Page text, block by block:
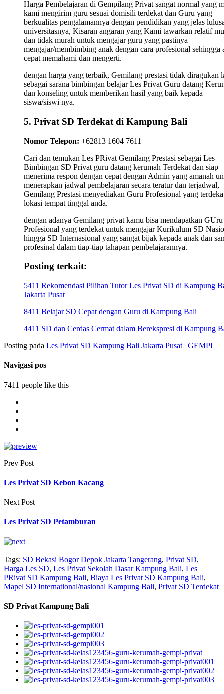
Harga Pembelajaran di Gempilang Privat sangat normal yang
kami mengirim guru sesuai domisili terdekat dan Guru yang
berkualitas pengalamannya dengan pendidikan yang jelas
universitasnya, Kisaran angaran yang Kami tawarkan relatif
dan tidak murah untuk mengajar guru yang pastinya
mengajar/membimbing anak dengan cara profesional sehingga
cepat memahami dan mengerti.
dengan harga yang terbaik, Gemilang prestasi tidak diragukan
sebagai sarana bimbingan belajar Les Privat Guru datang
dan konseling untuk memberikan hasil yang baik kepada
siswa/siswi nya.
5. Privat SD Terdekat di Kampung Bali
Nomor Telepon: +62813 1604 7611
Cari dan temukan Les PRivat Gemilang Prestasi sebagai Les
Bimbingan SD Privat guru datang kerumah Terdekat dan siap
menerima respon dengan cepat dengan Admin yang amanah
menerapkan jadwal pembelajaran secara teratur dan terjadwal,
Gemilang Prestasi menyediakan Guru Profesional yang
lokasi tempat tinggal anda.
dengan adanya Gemilang privat kamu bisa mendapatkan GUru
Profesional yang terdekat untuk mengajar Kurikulum SD
hingga SD Internasional yang sangat bijak kepada anak dan
profesinal dalam tiap-tiap tahapan pembelajarannya.
Posting terkait:
5411 Rekomendasi Pilihan Tutor Les Privat SD di Kampung
Jakarta Pusat
8411 Belajar SD Cepat dengan Guru di Kampung Bali
4411 SD dan Cerdas Cermat dalam Berekspresi di Kampung
Posting pada Les Privat SD Kampung Bali Jakarta Pusat | GEMPI
Navigasi pos
7411 people like this
Prev Post
Les Privat SD Kebon Kacang
Next Post
Les Privat SD Petamburan
Tags: SD Bekasi Bogor Depok Jakarta Tangerang, Privat SD,
Harga Les SD, Les Privat Sekolah Dasar Kampung Bali, Les
PRivat SD Kampung Bali, Biaya Les Privat SD Kampung Bali,
Mapel SD International/nasional Kampung Bali, Privat SD Terdekat
SD Privat Kampung Bali